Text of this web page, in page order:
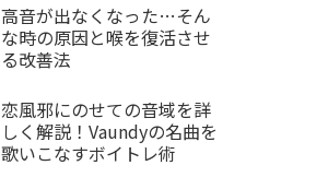
高音が出なくなった…そん
な時の原因と喉を復活させ
る改善法
恋風邪にのせての音域を詳
しく解説！Vaundyの名曲を
歌いこなすボイトレ術